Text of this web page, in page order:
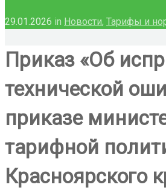
29.01.2026 in Новости, Тарифы и
Приказ «Об
технической
приказе
тарифной
Красноярского